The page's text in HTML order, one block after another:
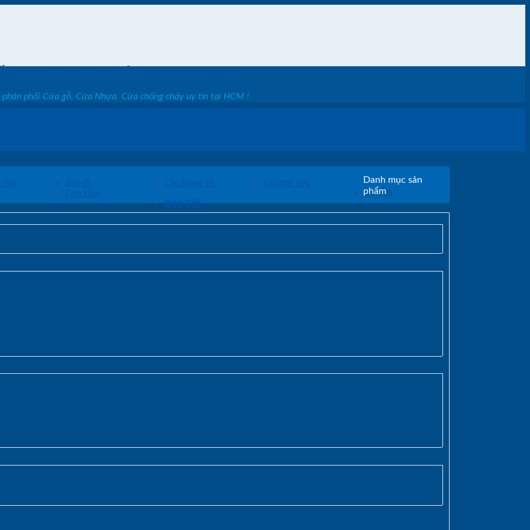
Dự Án
Báo Giá
phân phối Cửa gỗ, Cửa Nhựa, Cửa chống cháy uy tín tại HCM !
Danh mục sản
phẩm